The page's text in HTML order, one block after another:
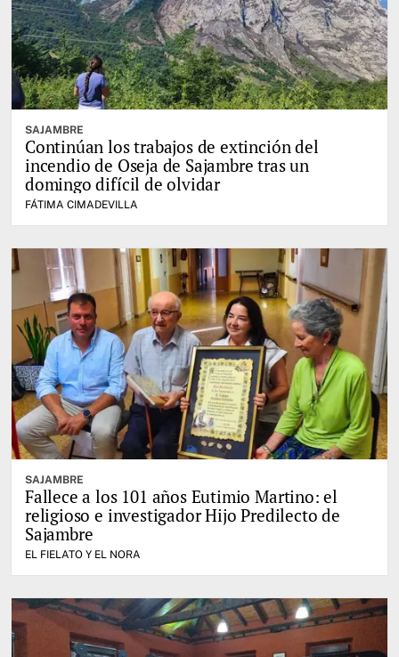
SAJAMBRE
Continúan los trabajos de extinción del
incendio de Oseja de Sajambre tras un
domingo difícil de olvidar
FÁTIMA CIMADEVILLA
SAJAMBRE
Fallece a los 101 años Eutimio Martino: el
religioso e investigador Hijo Predilecto de
Sajambre
EL FIELATO Y EL NORA